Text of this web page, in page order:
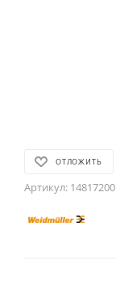
ОТЛОЖИТЬ
Артикул: